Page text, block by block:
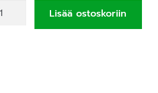
Lisää ostoskoriin